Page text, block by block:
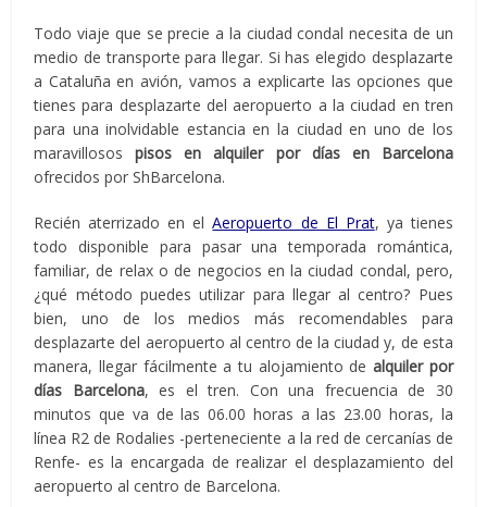
Todo viaje que se precie a la ciudad condal necesita de un
medio de transporte para llegar. Si has elegido desplazarte
a Cataluña en avión, vamos a explicarte las opciones que
tienes para desplazarte del aeropuerto a la ciudad en tren
para una inolvidable estancia en la ciudad en uno de los
maravillosospisos en alquiler por días en Barcelona
ofrecidos por ShBarcelona.
Recién aterrizado en elAeropuerto de El Prat, ya tienes
todo disponible para pasar una temporada romántica,
familiar, de relax o de negocios en la ciudad condal, pero,
¿qué método puedes utilizar para llegar al centro? Pues
bien, uno de los medios más recomendables para
desplazarte del aeropuerto al centro de la ciudad y, de esta
manera, llegar fácilmente a tu alojamiento dealquiler por
días Barcelona, es el tren. Con una frecuencia de 30
minutos que va de las 06.00 horas a las 23.00 horas, la
línea R2 de Rodalies -perteneciente a la red de cercanías de
Renfe- es la encargada de realizar el desplazamiento del
aeropuerto al centro de Barcelona.